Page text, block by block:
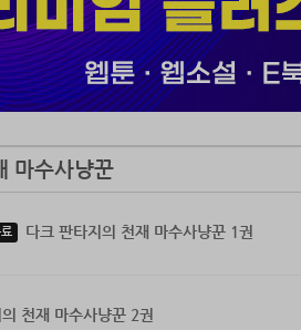
마수사냥꾼
다크 판타지의 천재 마수사냥꾼 1권
천재 마수사냥꾼 2권